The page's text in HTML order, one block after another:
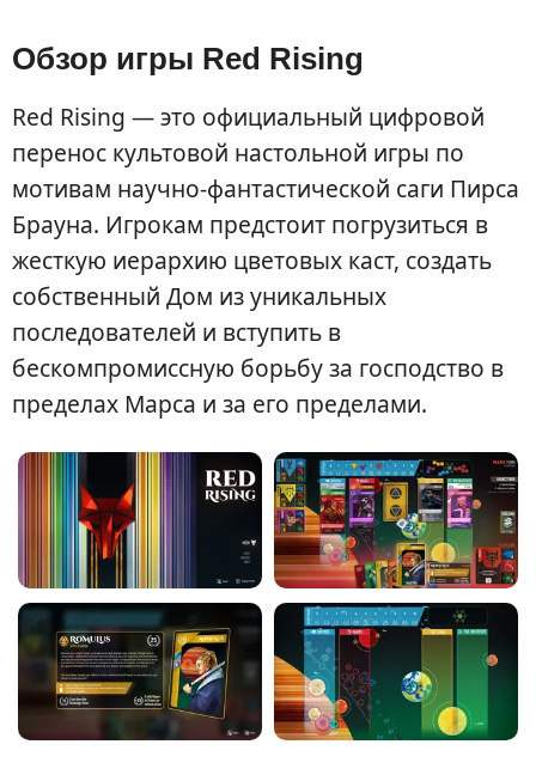
Обзор игры Red Rising
Red Rising — это официальный цифровой
перенос культовой настольной игры по
мотивам научно-фантастической саги Пирса
Брауна. Игрокам предстоит погрузиться в
жесткую иерархию цветовых каст, создать
собственный Дом из уникальных
последователей и вступить в
бескомпромиссную борьбу за господство в
пределах Марса и за его пределами.